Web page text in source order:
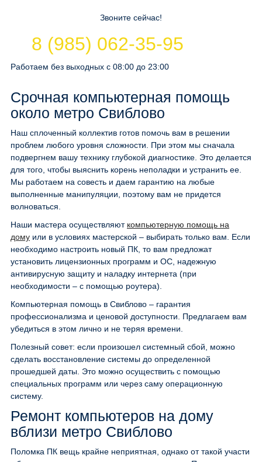
Звоните сейчас!
8 (985) 062-35-95
Работаем без выходных с 08:00 до 23:00
Срочная компьютерная помощь
около метро Свиблово
Наш сплоченный коллектив готов помочь вам в решении
проблем любого уровня сложности. При этом мы сначала
подвергнем вашу технику глубокой диагностике. Это делается
для того, чтобы выяснить корень неполадки и устранить ее.
Мы работаем на совесть и даем гарантию на любые
выполненные манипуляции, поэтому вам не придется
волноваться.
Наши мастера осуществляют компьютерную помощь на
дому или в условиях мастерской – выбирать только вам. Если
необходимо настроить новый ПК, то вам предложат
установить лицензионных программ и ОС, надежную
антивирусную защиту и наладку интернета (при
необходимости – с помощью роутера).
Компьютерная помощь в Свиблово – гарантия
профессионализма и ценовой доступности. Предлагаем вам
убедиться в этом лично и не теряя времени.
Полезный совет: если произошел системный сбой, можно
сделать восстановление системы до определенной
прошедшей даты. Это можно осуществить с помощью
специальных программ или через саму операционную
систему.
Ремонт компьютеров на дому
вблизи метро Свиблово
Поломка ПК вещь крайне неприятная, однако от такой участи